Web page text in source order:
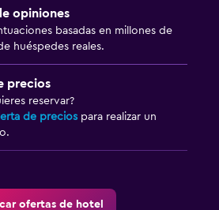
opiniones
basadas en millones de
huéspedes reales.
precios
reservar?
de precios para realizar un
ofertas de hotel